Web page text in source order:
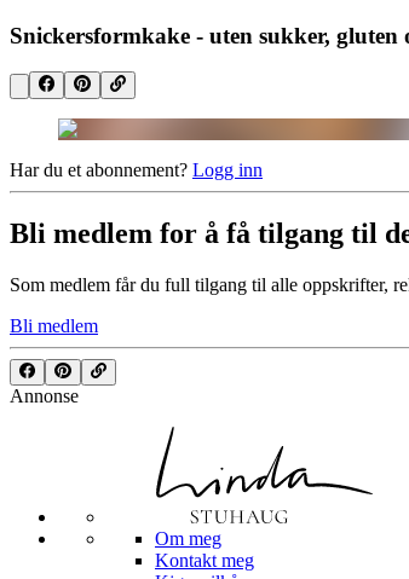
Snickersformkake - uten sukker, gluten
Har du et abonnement? Logg inn
Bli medlem for å få tilgang til
Som medlem får du full tilgang til alle oppskrifter,
Bli medlem
Annonse
Om meg
Kontakt meg